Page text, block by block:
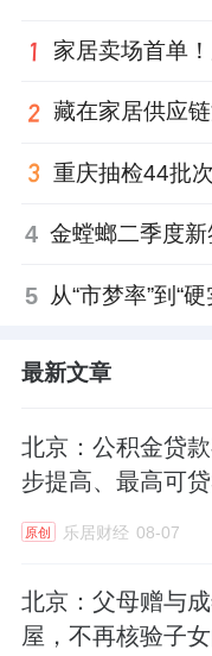
4
5
最新文章
北京：公积金贷
步提高、最高可
原创 乐居财经 08-07
北京：父母赠与
屋，不再核验子